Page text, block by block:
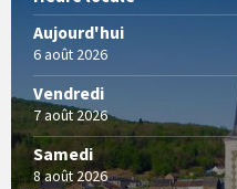
Aujourd'hui
6 août 2026
Vendredi
7 août 2026
Samedi
8 août 2026